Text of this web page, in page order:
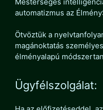
automatizmus az
Ötvöztük a
magánoktatás
élményalapú
Ügyfélszolgálat: